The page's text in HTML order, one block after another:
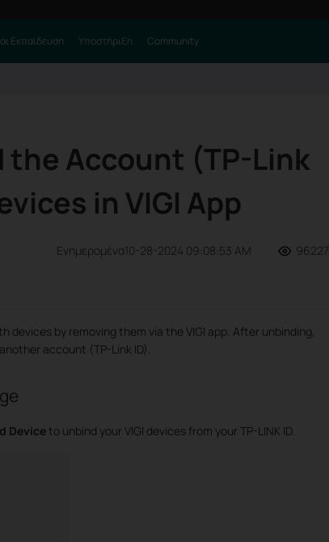
Εκπαίδευση Υποστήριξη Community
the Account (TP-Link
in VIGI App
Ενημερομένα10-28-2024 09:08:53 AM 96227
devices by removing them via the VIGI app. After unbinding,
account (TP-Link ID).
Deviceto unbind your VIGI devices from your TP-LINK ID.